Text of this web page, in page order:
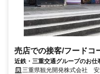
売店での接客/フードコ
近鉄・三重交通グループのお仕事 未経験OK！ 旅の途中の人々の思
に残る「おもてなし」をしてみ
三重県観光開発株式会社